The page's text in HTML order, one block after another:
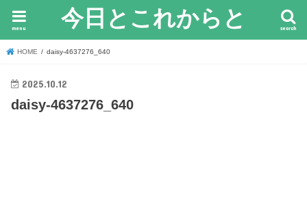
今日とこれからと search
menu
HOME daisy-4637276_640
2025.10.12
daisy-4637276_640